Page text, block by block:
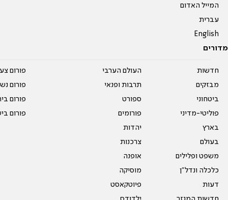
המייל האדום
עברית
English
מדורים
חדשות
מבזקים
ביטחוני
פוליטי-מדיני
בארץ
בעולם
משפט ופלילים
כלכלה ונדל"ן
דעות
העולם הערבי
תרבות ופנאי
ספורט
פורומים
יהדות
צרכנות
אופנה
מוסיקה
פיוטקאסט
פורום
פורום
פורום
פורום